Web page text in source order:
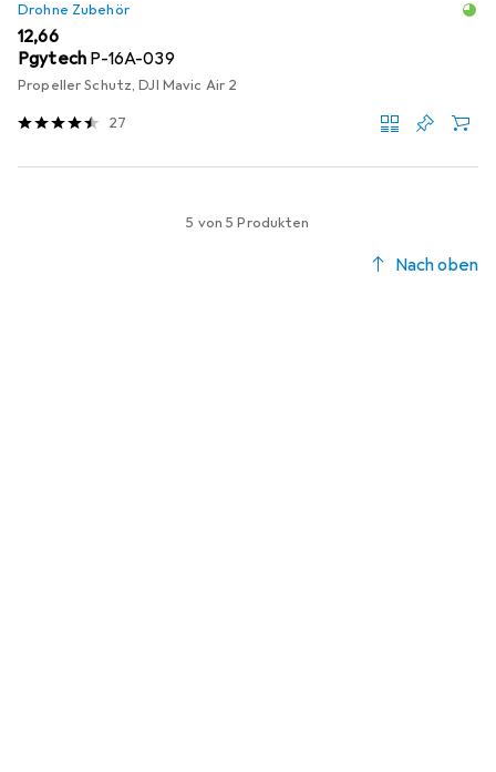
Drohne Zubehör
EUR
12,66
Pgytech P-16A-039
Propeller Schutz, DJI Mavic Air 2
27
5 von 5 Produkten
Nach oben